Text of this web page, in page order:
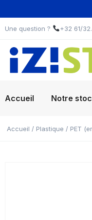
Une question ? +32 61/
Accueil Notre
Accueil / Plastique / PET